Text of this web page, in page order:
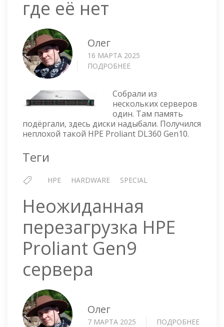
где её нет
Олег
16 МАРТА 2025
ПОДРОБНЕЕ
—
КАК
Я
ОШИБКУ
ИСКАЛ
НЕТ
Собрали из
нескольких серверов
один. Там память
подёргали, здесь диски надыбали. Получился
неплохой такой HPE Proliant DL360 Gen10.
Теги
HPE HARDWARE SPECIAL
Неожиданная
перезагрузка HPE
Proliant Gen9
сервера
Олег
7 МАРТА 2025 ПОДРОБНЕЕ